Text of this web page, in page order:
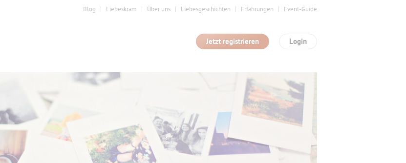
Blog Liebeskram Über uns Liebesgeschichten Erfahrungen Event-Guide
Login
Jetzt registrieren